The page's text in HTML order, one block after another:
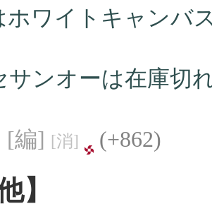
ホワイトキャンバ
サンオーは在庫切
[編] [消] (+862)
】